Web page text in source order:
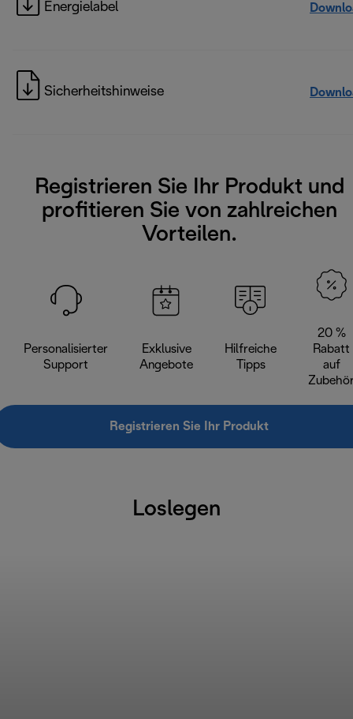
Energielabel
Sicherheitshinweise
Registrieren Sie Ihr Produkt und
profitieren Sie von zahlreichen
Vorteilen.
Personalisierter
Support
Exklusive
Angebote
Hilfreiche
Tipps
20 %
Rabatt
auf
Registrieren Sie Ihr Produkt
Loslegen